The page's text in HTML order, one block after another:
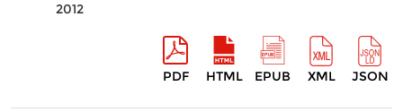
2012
PDF HTML EPUB XML JSON